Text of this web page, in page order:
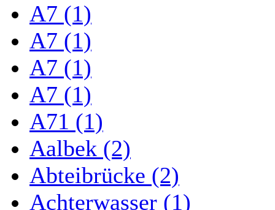
A7 (1)
A7 (1)
A7 (1)
A7 (1)
A71 (1)
Aalbek (2)
Abteibrücke (2)
Achterwasser (1)